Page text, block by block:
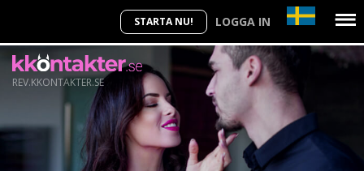
STARTA NU! LOGGA IN
REV.KKONTAKTER.SE